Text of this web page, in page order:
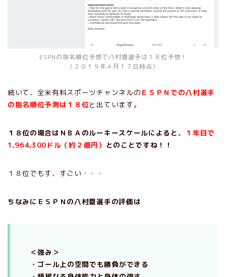
ESPNの指名順位予想で八村塁選手は１８位予想！
（２０１９年４月１７日時点）
続いて、全米有料スポーツチャンネルの ＥＳＰＮでの八村選手
の指名順位予測は１８位と出ています。
１８位の場合はＮＢＡのルーキースケールによると、
１年目で
1,964,300ドル（約２億円） とのことですね！！
１８位でもす、すごい・・・
ちなみにＥＳＰＮの八村塁選手の評価は
＜強み＞
・ゴール上の空間でも勝負ができる